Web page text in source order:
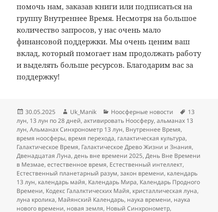
помочь нам, заказав книги или подписаться на
группу Внутреннее Время. Несмотря на большое
количество запросов, у нас очень мало
финансовой поддержки. Мы очень ценим ваш
вклад, который помогает нам продолжать работу
и выделять больше ресурсов. Благодарим вас за
поддержку!
Опубликовано
30.05.2025 Автор
Uk_Manik Рубрики
Ноосферные новости Метки
13
лун, 13 лун по 28 дней,активировать Ноосферу,альманах 13
лун,Альманах Синхронометр 13 лун, Внутреннее Время,
время ноосферы, время перехода, галактическая культура,
Галактическое Время, Галактическое Древо Жизни и Знания,
Двенадцатая Луна,день вне времени 2025,День Вне Времени
в Мезмае,естественное время, Естественный интеллект,
Естественный планетарный разум,закон времени, календарь
13 лун, календарь майя, Календарь Мира, Календарь Продного
Времени, Кодекс Галалктических Майя, кристаллическая луна,
луна кролика, Майянский Календарь, наука времени, наука
нового времени, новая земля, Новый Синхронометр,